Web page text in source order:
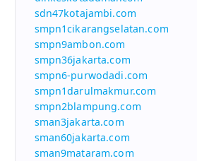
sdn47kotajambi.com
smpn1cikarangselatan.com
smpn9ambon.com
smpn36jakarta.com
smpn6-purwodadi.com
smpn1darulmakmur.com
smpn2blampung.com
sman3jakarta.com
sman60jakarta.com
sman9mataram.com